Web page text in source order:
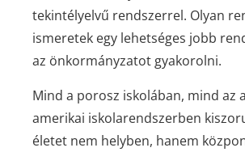
tekintélyelvű rendszerrel. Olyan
ismeretek egy lehetséges jobb
az önkormányzatot gyakorolni.
Mind a porosz iskolában, mind az
amerikai iskolarendszerben
életet nem helyben, hanem